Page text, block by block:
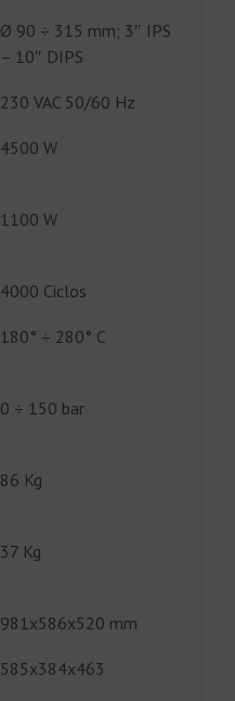
Ø 90 ÷ 315 mm; 3″ IPS
– 10″ DIPS
230 VAC 50/60 Hz
4500 W
1100 W
4000 Ciclos
180° ÷ 280° C
0 ÷ 150 bar
86 Kg
37 Kg
981x586x520 mm
585x384x463